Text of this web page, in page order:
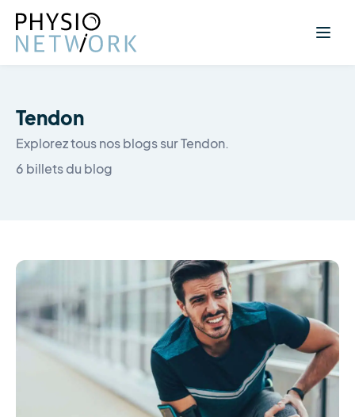
Tendon
Explorez tous nos blogs sur Tendon.
6 billets du blog